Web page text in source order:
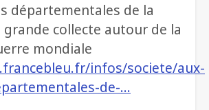
départementales de la
grande collecte autour de la
mondiale
infos/societe/aux-
de-…